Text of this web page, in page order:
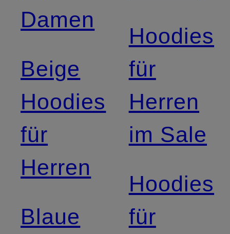
Damen
Beige
Hoodies
für
Herren
Blaue
Hoodies
für
Herren
im Sale
Hoodies
für